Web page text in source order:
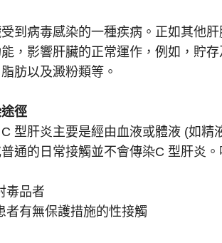
到病毒感染的一種疾病。正如其他
，影響肝臟的正常運作，例如，貯
肪以及澱粉類等。
徑
型肝炎主要是經由血液或體液 (如
通的日常接觸並不會傳染C 型肝炎
毒品者
者有無保護措施的性接觸